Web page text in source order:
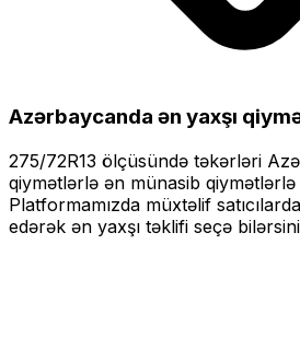
Azərbaycanda ən yaxşı
275/72R13 ölçüsündə təkərləri
qiymətlərlə ən münasib
Platformamızda müxtəlif
edərək ən yaxşı təklifi seçə